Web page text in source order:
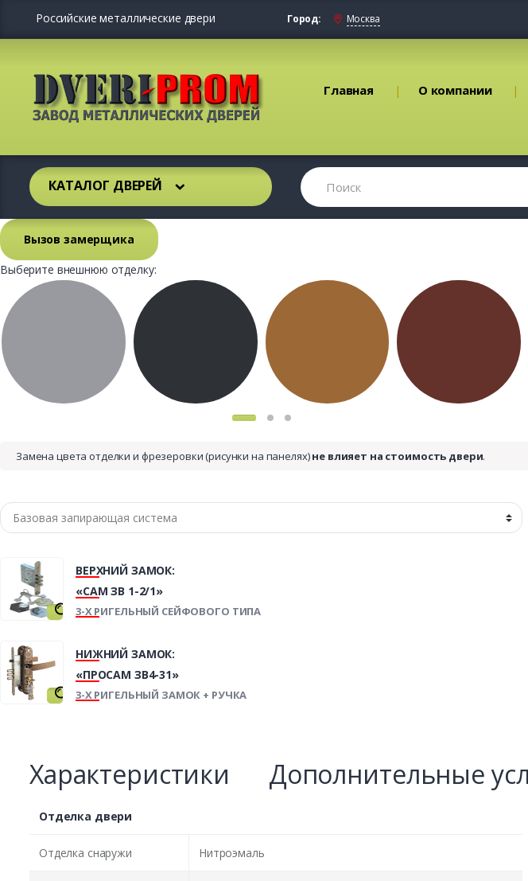
Российские металлические двери Город: Москва
Главная О компании
КАТАЛОГ ДВЕРЕЙ
Вызов замерщика
Выберите внешнюю отделку:
Замена цвета отделки и фрезеровки (рисунки на панелях)не влияет на стоимость двери.
ВЕРХНИЙ ЗАМОК:
«САМ ЗВ 1-2/1»
3-Х РИГЕЛЬНЫЙ СЕЙФОВОГО ТИПА
НИЖНИЙ ЗАМОК:
«ПРОСАМ ЗВ4-31»
3-Х РИГЕЛЬНЫЙ ЗАМОК + РУЧКА
Характеристики Дополнительные
Отделка двери
Отделка снаружи Нитроэмаль